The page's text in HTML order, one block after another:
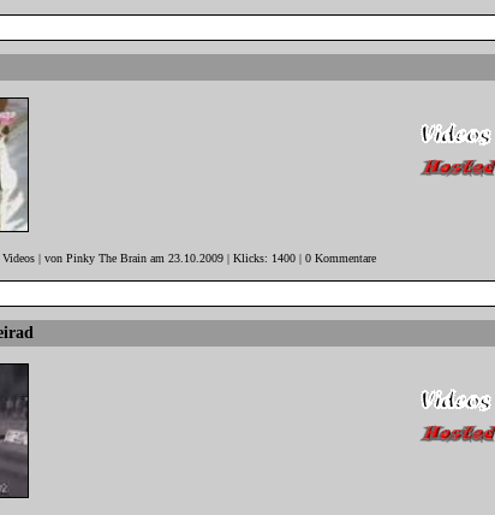
Videos | von Pinky The Brain am 23.10.2009 | Klicks: 1400 | 0 Kommentare